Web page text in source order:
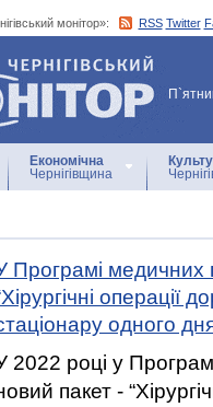
монітор»: RSS Twitter
монітор»
Економічна
Чернігівщина
Програмі медичних
операції
одного
2022 році у
пакет -